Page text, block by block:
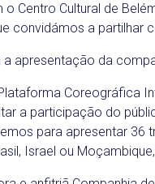
Centro Cultural de
convidámos a partilhar
apresentação da
Coreográfica
a participação do
para apresentar 36
Israel ou